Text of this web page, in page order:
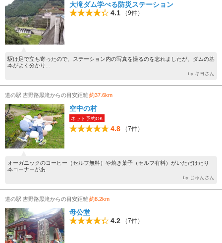
大滝ダム学べる防災ステーション
4.1
（9件）
駆け足で立ち寄ったので、ステーション内の写真を撮るのを忘れましたが、ダムの基
本がよく分かり...
by キヨさん
道の駅 吉野路黒滝からの目安距離約37.6km
空中の村
ネット予約OK
4.8 （7件）
オーガニックのコーヒー（セルフ無料）や焼き菓子（セルフ有料）がいただけたり
本コーナーがあ...
by じゅんさん
道の駅 吉野路黒滝からの目安距離約8.2km
母公堂
4.2
（7件）